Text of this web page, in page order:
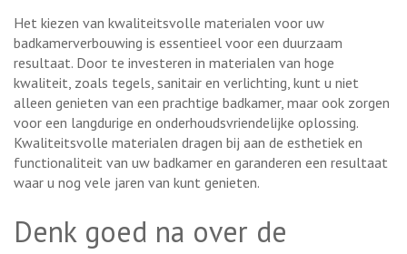
Het kiezen van kwaliteitsvolle materialen voor uw
badkamerverbouwing is essentieel voor een duurzaam
resultaat. Door te investeren in materialen van hoge
kwaliteit, zoals tegels, sanitair en verlichting, kunt u niet
alleen genieten van een prachtige badkamer, maar ook zorgen
voor een langdurige en onderhoudsvriendelijke oplossing.
Kwaliteitsvolle materialen dragen bij aan de esthetiek en
functionaliteit van uw badkamer en garanderen een resultaat
waar u nog vele jaren van kunt genieten.
Denk goed na over de